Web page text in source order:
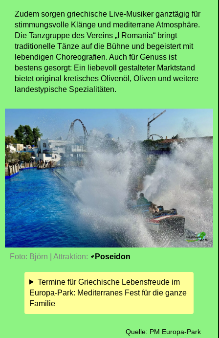
Zudem sorgen griechische Live-Musiker ganztägig für
stimmungsvolle Klänge und mediterrane Atmosphäre.
Die Tanzgruppe des Vereins „I Romania“ bringt
traditionelle Tänze auf die Bühne und begeistert mit
lebendigen Choreografien. Auch für Genuss ist
bestens gesorgt: Ein liebevoll gestalteter Marktstand
bietet original kretisches Olivenöl, Oliven und weitere
landestypische Spezialitäten.
Foto: Björn | Attraktion: Poseidon
Termine für Griechische Lebensfreude im
Europa-Park: Mediterranes Fest für die ganze
Familie
Quelle: PM Europa-Park